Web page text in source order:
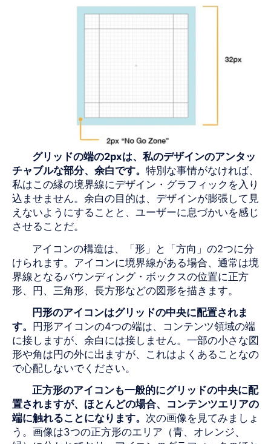
グリッドの端の2pxは、私のデザインのアンタッ
チャブルな部分、余白です。 特別な事情がなければ、
私はこの縁の境界線にデザイン・グラフィックを入り
込ませません。余白の目的は、デザインが膨張して見
えないようにすることと、ユーザーに息づかいを感じ
させることだ。
アイコンの構造は、「形」と「方向」の2つに分
けられます。アイコンに境界線がある場合、通常は境
界線となるバウンディング・ボックスの位置に正方
形、円、三角形、長方形などの図形を描きます。
円形のアイコンはグリッドの中央に配置されま
す。 円形アイコンの4つの端は、コンテンツ領域の端
に接しますが、余白には接しません。一部の小さな図
形や角は円の外に出ますが、これはよくあることなの
で心配しないでください。
正方形のアイコンも一般的にグリッドの中央に配
置されますが、ほとんどの場合、コンテンツエリアの
端に触れることになります。 次の画像を見てみましょ
う。画像は3つの正方形のエリア（青、オレンジ、